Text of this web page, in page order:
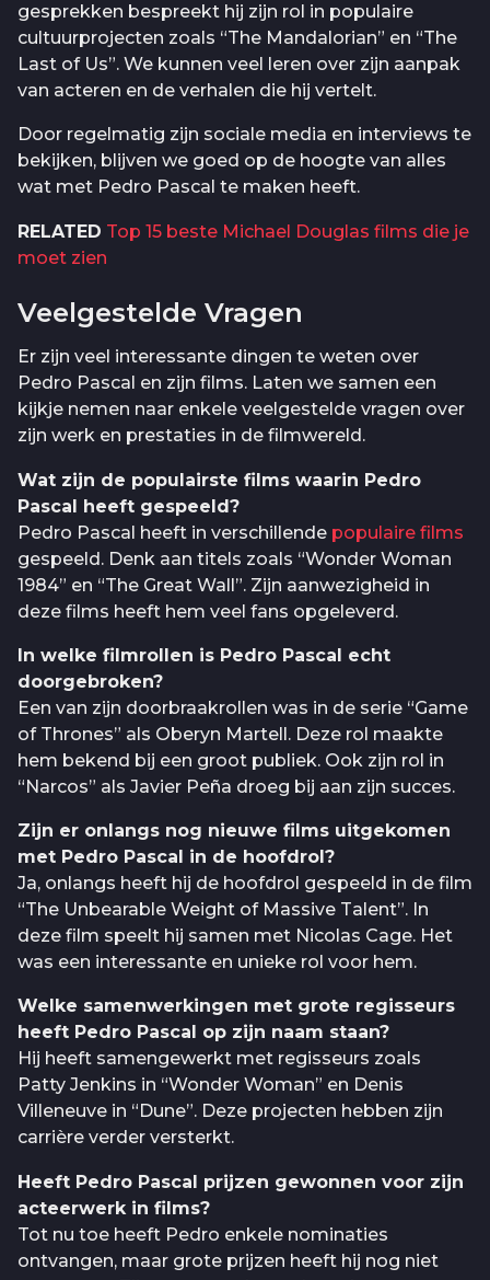
gesprekken bespreekt hij zijn rol in populaire
cultuurprojecten zoals “The Mandalorian” en “The
Last of Us”. We kunnen veel leren over zijn aanpak
van acteren en de verhalen die hij vertelt.
Door regelmatig zijn sociale media en interviews te
bekijken, blijven we goed op de hoogte van alles
wat met Pedro Pascal te maken heeft.
RELATED Top 15 beste Michael Douglas films die je
moet zien
Veelgestelde Vragen
Er zijn veel interessante dingen te weten over
Pedro Pascal en zijn films. Laten we samen een
kijkje nemen naar enkele veelgestelde vragen over
zijn werk en prestaties in de filmwereld.
Wat zijn de populairste films waarin Pedro
Pascal heeft gespeeld?
Pedro Pascal heeft in verschillende populaire films
gespeeld. Denk aan titels zoals “Wonder Woman
1984” en “The Great Wall”. Zijn aanwezigheid in
deze films heeft hem veel fans opgeleverd.
In welke filmrollen is Pedro Pascal echt
doorgebroken?
Een van zijn doorbraakrollen was in de serie “Game
of Thrones” als Oberyn Martell. Deze rol maakte
hem bekend bij een groot publiek. Ook zijn rol in
“Narcos” als Javier Peña droeg bij aan zijn succes.
Zijn er onlangs nog nieuwe films uitgekomen
met Pedro Pascal in de hoofdrol?
Ja, onlangs heeft hij de hoofdrol gespeeld in de film
“The Unbearable Weight of Massive Talent”. In
deze film speelt hij samen met Nicolas Cage. Het
was een interessante en unieke rol voor hem.
Welke samenwerkingen met grote regisseurs
heeft Pedro Pascal op zijn naam staan?
Hij heeft samengewerkt met regisseurs zoals
Patty Jenkins in “Wonder Woman” en Denis
Villeneuve in “Dune”. Deze projecten hebben zijn
carrière verder versterkt.
Heeft Pedro Pascal prijzen gewonnen voor zijn
acteerwerk in films?
Tot nu toe heeft Pedro enkele nominaties
ontvangen, maar grote prijzen heeft hij nog niet